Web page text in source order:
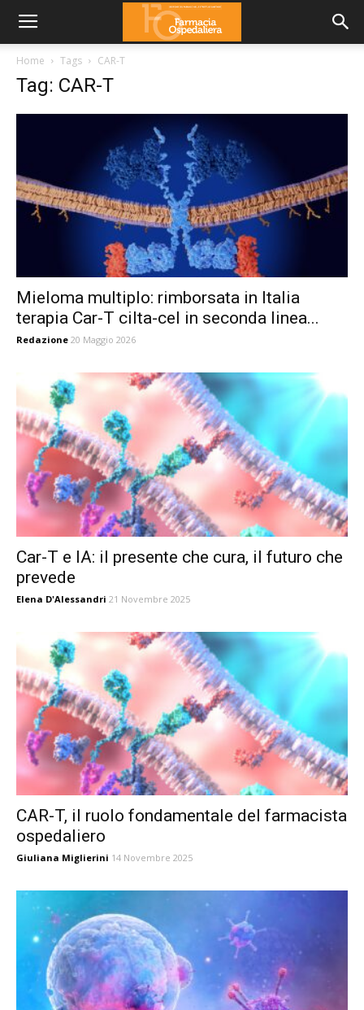
Home Tags CAR-T
Tag: CAR-T
Mieloma multiplo: rimborsata in Italia
terapia Car-T cilta-cel in seconda linea...
Redazione 20 Maggio 2026
Car-T e IA: il presente che cura, il futuro che
prevede
Elena D'Alessandri 21 Novembre 2025
CAR-T, il ruolo fondamentale del farmacista
ospedaliero
Giuliana Miglierini 14 Novembre 2025